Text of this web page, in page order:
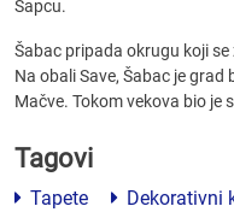
Šapcu.
Šabac pripada okrugu koji
Na obali Save, Šabac je
Mačve. Tokom vekova bio je
Tagovi
Tapete Dekorativni